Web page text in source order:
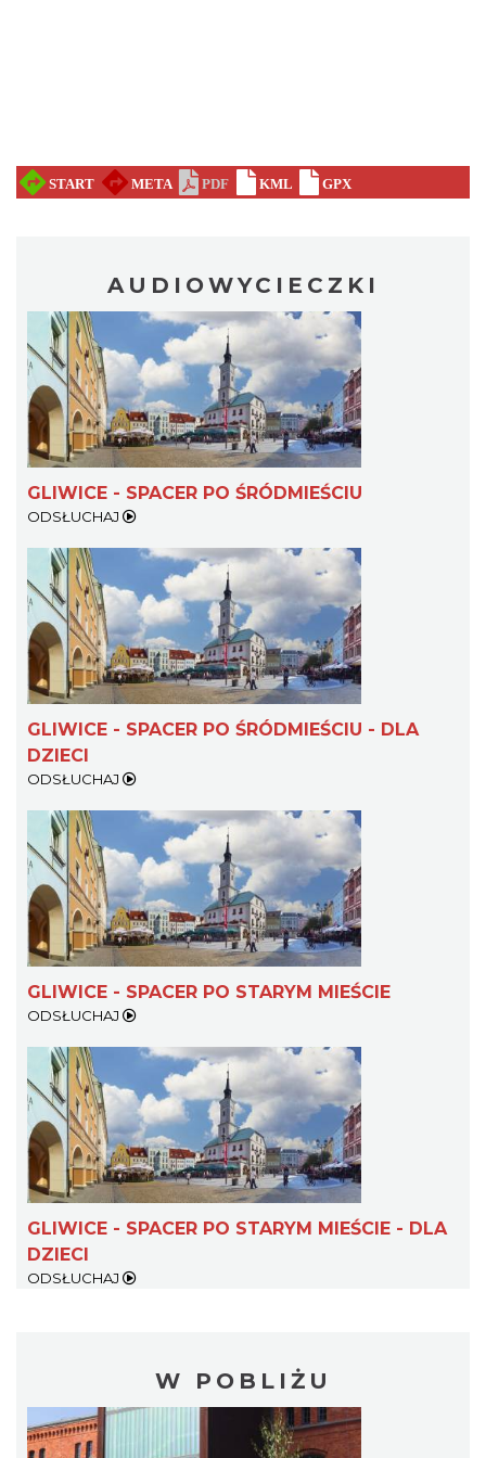
AUDIOWYCIECZKI
GLIWICE - SPACER PO ŚRÓDMIEŚCIU
ODSŁUCHAJ
GLIWICE - SPACER PO ŚRÓDMIEŚCIU - DLA
DZIECI
ODSŁUCHAJ
GLIWICE - SPACER PO STARYM MIEŚCIE
ODSŁUCHAJ
GLIWICE - SPACER PO STARYM MIEŚCIE - DLA
DZIECI
ODSŁUCHAJ
W POBLIŻU